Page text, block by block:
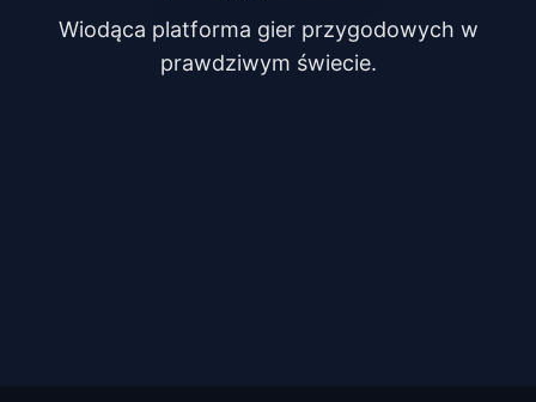
Wiodąca platforma gier przygodowych w
prawdziwym świecie.